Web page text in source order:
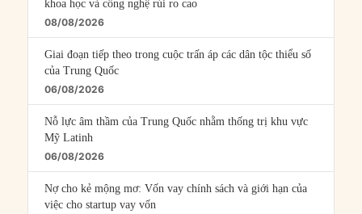
khoa học và công nghệ rủi ro cao
08/08/2026
Giai đoạn tiếp theo trong cuộc trấn áp các dân tộc thiểu số
của Trung Quốc
06/08/2026
Nỗ lực âm thầm của Trung Quốc nhằm thống trị khu vực
Mỹ Latinh
06/08/2026
Nợ cho kẻ mộng mơ: Vốn vay chính sách và giới hạn của
việc cho startup vay vốn